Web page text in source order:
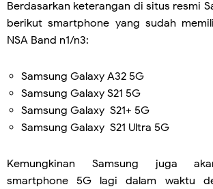
Berdasarkan keterangan di situs resmi
berikut smartphone yang sudah
NSA Band n1/n3:
Samsung Galaxy A32 5G
Samsung Galaxy S21 5G
Samsung Galaxy S21+ 5G
Samsung Galaxy S21 Ultra 5G
Kemungkinan Samsung juga
smartphone 5G lagi dalam waktu